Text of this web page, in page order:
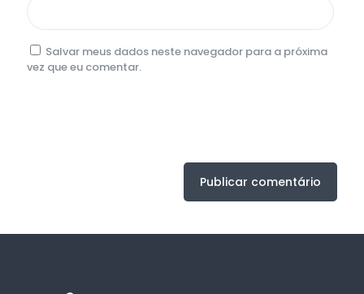
Salvar meus dados neste navegador para a próxima
vez que eu comentar.